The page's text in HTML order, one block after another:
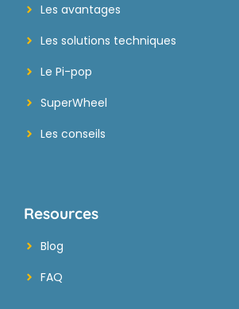
Les avantages
Les solutions techniques
Le Pi-pop
SuperWheel
Les conseils
Resources
Blog
FAQ